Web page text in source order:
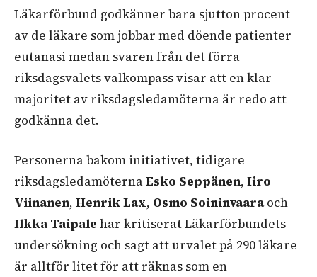
Läkarförbund godkänner bara sjutton procent
av de läkare som jobbar med döende patienter
eutanasi medan svaren från det förra
riksdagsvalets valkompass visar att en klar
majoritet av riksdagsledamöterna är redo att
godkänna det.
Personerna bakom initiativet, tidigare
riksdagsledamöternaEsko Seppänen, Iiro
Viinanen, Henrik Lax, Osmo Soininvaaraoch
Ilkka Taipale har kritiserat Läkarförbundets
undersökning och sagt att urvalet på 290 läkare
är alltför litet för att räknas som en